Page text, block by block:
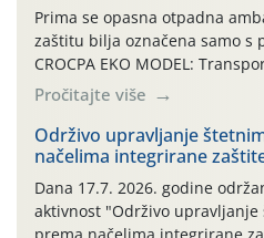
Prima se opasna otpadna
zaštitu bilja označena samo s
CROCPA EKO MODEL:
ambalaža drugih proizvoda
bilja (npr. ambalaža od
prihvaća. Korisnicima je
prazne ambalaže isključivo
AGRONOM, ALBAUGH TKI*
Pročitajte više
Održivo upravljanje
načelima integrirane
Dana 17.7. 2026. godine
aktivnost "Održivo